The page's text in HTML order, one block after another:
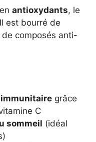
antioxydants, le
est bourré de
composés anti-
grâce
C
sommeil (idéal